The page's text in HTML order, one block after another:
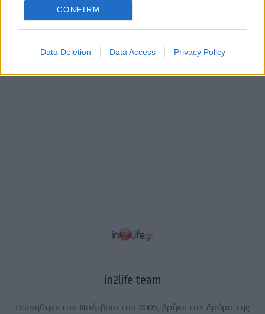
CONFIRM
Data Deletion Data Access Privacy Policy
in2life team
Γεννήθηκε τον Νοέμβριο του 2005, βρήκε τον δρόμο της